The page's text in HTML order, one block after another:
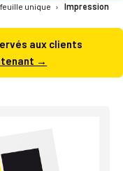
unique ›
Impression
aux clients
→